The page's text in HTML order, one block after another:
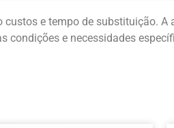
e tempo de substituição. A
condições e necessidades